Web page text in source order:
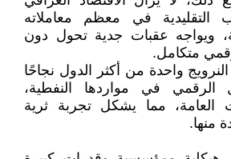
التقليدية في معظم معاملاته
ويواجه عقبات جدية تحول دون
رقمي متكامل.
واحدة من أكثر الدول نجاحًا
في مواردها النفطية،
العامة، مما يشكل تجربة ثرية
منها.